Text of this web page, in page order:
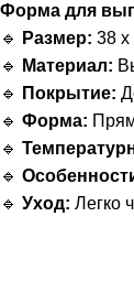
Форма для
🔹
Размер: 38 x
🔹
Материал:
🔹
Покрытие:
🔹 Форма:
🔹
🔹
🔹 Уход: Легко